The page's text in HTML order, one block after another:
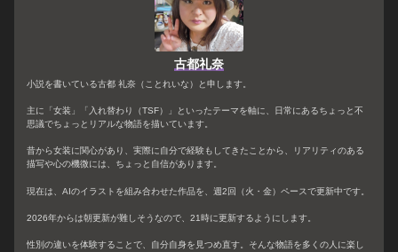
古都礼奈
小説を書いている古都 礼奈（ことれいな）と申します。
主に「女装」「入れ替わり（TSF）」といったテーマを軸に、日常にあるちょっと不
思議でちょっとリアルな物語を描いています。
昔から女装に関心があり、実際に自分で経験もしてきたことから、リアリティのある
描写や心の機微には、ちょっと自信があります。
現在は、AIのイラストを組み合わせた作品を、週2回（火・金）ペースで更新中です。
2026年からは朝更新が難しそうなので、21時に更新するようにします。
性別の違いを体験することで、自分自身を見つめ直す。そんな物語を多くの人に楽し